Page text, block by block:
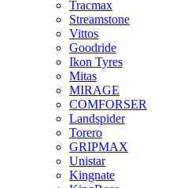
Tracmax
Streamstone
Vittos
Goodride
Ikon Tyres
Mitas
MIRAGE
COMFORSER
Landspider
Torero
GRIPMAX
Unistar
Kingnate